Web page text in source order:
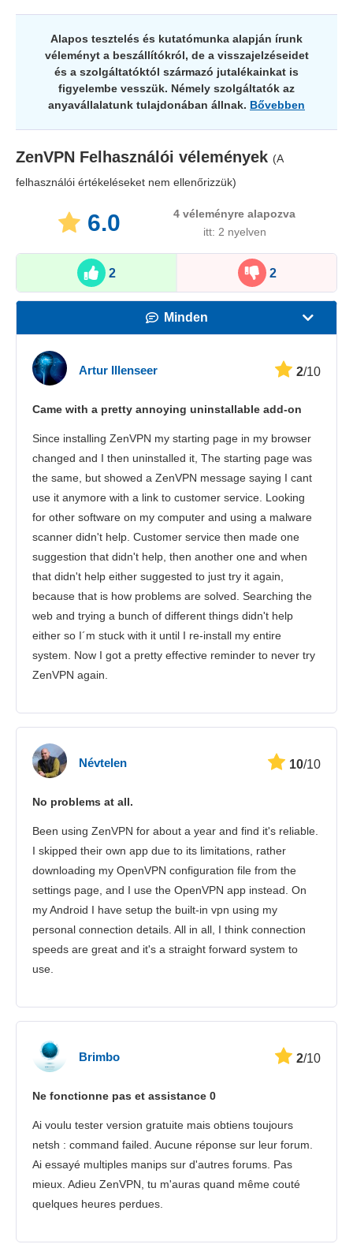
Alapos tesztelés és kutatómunka alapján írunk
véleményt a beszállítókról, de a visszajelzéseidet
és a szolgáltatóktól származó jutalékainkat is
figyelembe vesszük. Némely szolgáltatók az
anyavállalatunk tulajdonában állnak. Bővebben
ZenVPN Felhasználói vélemények (A
felhasználói értékeléseket nem ellenőrizzük)
6.0 4 véleményre alapozva
itt: 2 nyelven
2 2
Minden
Biztonság
Ügyfélszolgálat
Artur Illenseer 2/10
Came with a pretty annoying uninstallable add-on
Since installing ZenVPN my starting page in my browser
changed and I then uninstalled it, The starting page was
the same, but showed a ZenVPN message saying I cant
use it anymore with a link to customer service. Looking
for other software on my computer and using a malware
scanner didn't help. Customer service then made one
suggestion that didn't help, then another one and when
that didn't help either suggested to just try it again,
because that is how problems are solved. Searching the
web and trying a bunch of different things didn't help
either so I´m stuck with it until I re-install my entire
system. Now I got a pretty effective reminder to never try
ZenVPN again.
Névtelen 10/10
No problems at all.
Been using ZenVPN for about a year and find it's reliable.
I skipped their own app due to its limitations, rather
downloading my OpenVPN configuration file from the
settings page, and I use the OpenVPN app instead. On
my Android I have setup the built-in vpn using my
personal connection details. All in all, I think connection
speeds are great and it's a straight forward system to
use.
Brimbo 2/10
Ne fonctionne pas et assistance 0
Ai voulu tester version gratuite mais obtiens toujours
netsh : command failed. Aucune réponse sur leur forum.
Ai essayé multiples manips sur d'autres forums. Pas
mieux. Adieu ZenVPN, tu m'auras quand même couté
quelques heures perdues.